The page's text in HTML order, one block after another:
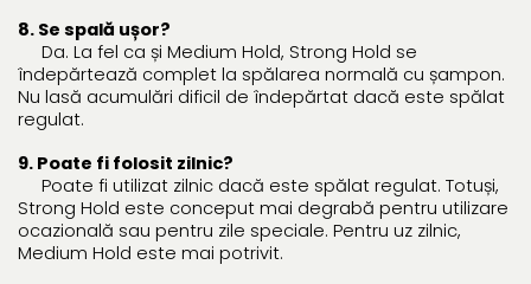
8. Se spală ușor?
Da. La fel ca și Medium Hold, Strong Hold se
îndepărtează complet la spălarea normală cu șampon.
Nu lasă acumulări dificil de îndepărtat dacă este spălat
regulat.
9. Poate fi folosit zilnic?
Poate fi utilizat zilnic dacă este spălat regulat. Totuși,
Strong Hold este conceput mai degrabă pentru utilizare
ocazională sau pentru zile speciale. Pentru uz zilnic,
Medium Hold este mai potrivit.